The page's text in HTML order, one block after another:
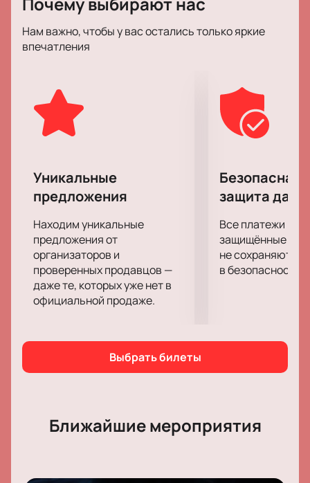
творческой работы Владимир Хомяков успевает
жизни обычного человека.
Спешите подарите себе удовольствие от концерта
отличное настроение надолго, вам гарантированы!
Нам важно, чтобы у вас остались только яркие
впечатления
Уникальные
предложения
Находим уникальные
предложения от
организаторов и
проверенных продавцов —
даже те, которых уже нет в
официальной продаже.
Безопасная
защита
Все платежи
защищённые
не сохраняются
в безопасности.
Выбрать билеты
Ближайшие мероприятия